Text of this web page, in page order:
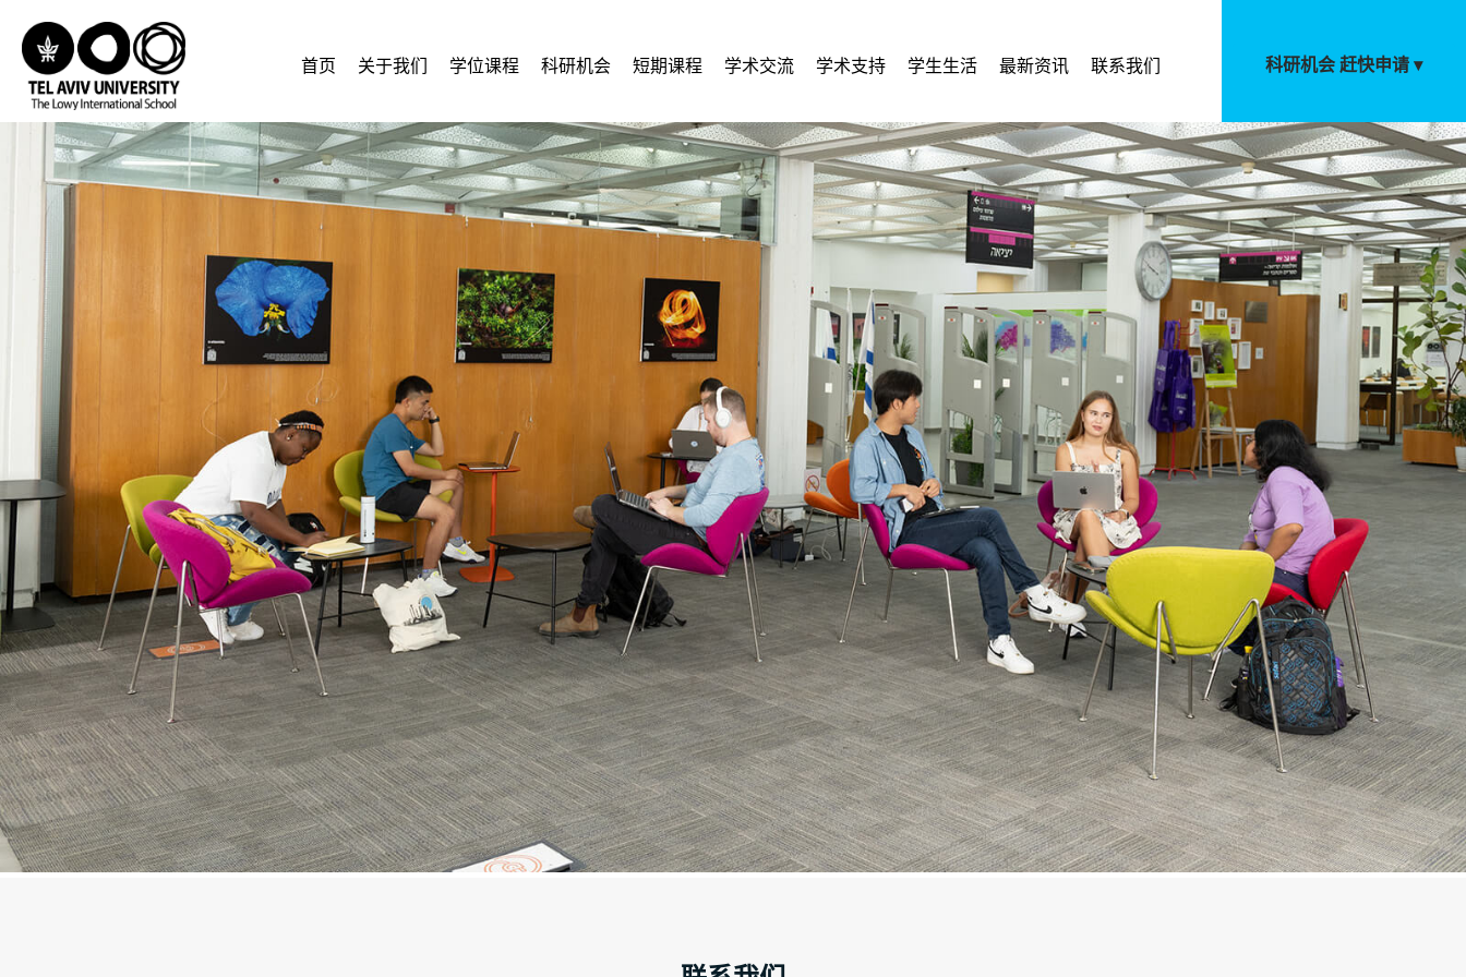
首页 关于我们 学位课程 科研机会 短期课程 学术交流 学术支持 学生生活 最新资讯 联系我们 科研机会 赶快申请 ▾